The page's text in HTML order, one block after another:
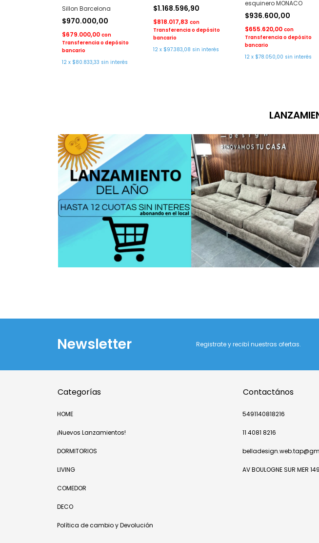
Sillon Barcelona
$970.000,00
$679.000,00 con
Transferencia o depósito
bancario
12 x $80.833,33 sin interés
$1.168.596,90
$818.017,83con
Transferencia o depósito
bancario
12 x $97.383,08 sin interés
esquinero MONACO
$936.600,00
$655.620,00 con
Transferencia o depósito
bancario
12 x $78.050,00 sin interés
Newsletter Registrate y recibí nuestras ofertas.
Categorías
HOME
¡Nuevos Lanzamientos!
DORMITORIOS
LIVING
COMEDOR
DECO
Política de cambio y Devolución
Contactános
5491140818216
11 4081 8216
AV BOULOGNE SUR MER